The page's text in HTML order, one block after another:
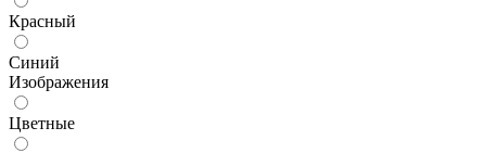
Красный
Синий
Изображения
Цветные